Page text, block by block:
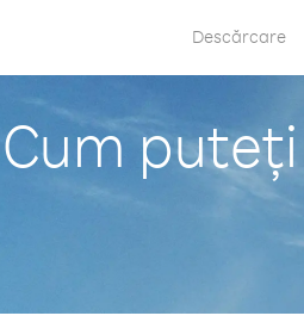
Descărcare
Cum